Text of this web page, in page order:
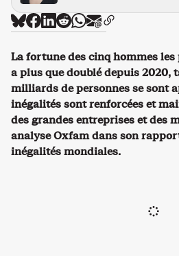
La fortune des cinq hommes
a plus que doublé depuis 2020,
milliards de personnes se sont
inégalités sont renforcées et
des grandes entreprises et des
analyse Oxfam dans son
inégalités mondiales.